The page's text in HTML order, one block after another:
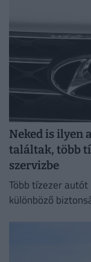
Neked is ilyen
találtak, több
szervizbe
Több tízezer
különböző